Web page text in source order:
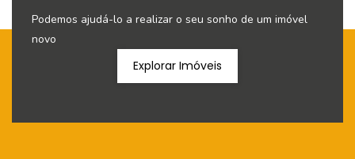
Podemos ajudá-lo a realizar o seu sonho de um imóvel
novo
Explorar Imóveis